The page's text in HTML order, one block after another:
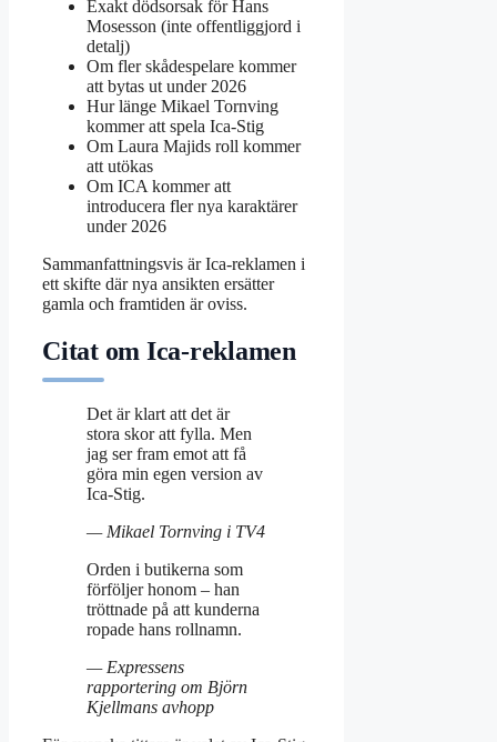
Exakt dödsorsak för Hans
Mosesson (inte offentliggjord i
detalj)
Om fler skådespelare kommer
att bytas ut under 2026
Hur länge Mikael Tornving
kommer att spela Ica-Stig
Om Laura Majids roll kommer
att utökas
Om ICA kommer att
introducera fler nya karaktärer
under 2026
Sammanfattningsvis är Ica-reklamen i
ett skifte där nya ansikten ersätter
gamla och framtiden är oviss.
Citat om Ica-reklamen
Det är klart att det är
stora skor att fylla. Men
jag ser fram emot att få
göra min egen version av
Ica-Stig.
— Mikael Tornving i TV4
Orden i butikerna som
förföljer honom – han
tröttnade på att kunderna
ropade hans rollnamn.
— Expressens
rapportering om Björn
Kjellmans avhopp